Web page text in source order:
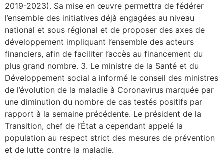
2019-2023). Sa mise en œuvre permettra de fédérer
l’ensemble des initiatives déjà engagées au niveau
national et sous régional et de proposer des axes de
développement impliquant l’ensemble des acteurs
financiers, afin de faciliter l’accès au financement du
plus grand nombre. 3. Le ministre de la Santé et du
Développement social a informé le conseil des ministres
de l’évolution de la maladie à Coronavirus marquée par
une diminution du nombre de cas testés positifs par
rapport à la semaine précédente. Le président de la
Transition, chef de l’État a cependant appelé la
population au respect strict des mesures de prévention
et de lutte contre la maladie.